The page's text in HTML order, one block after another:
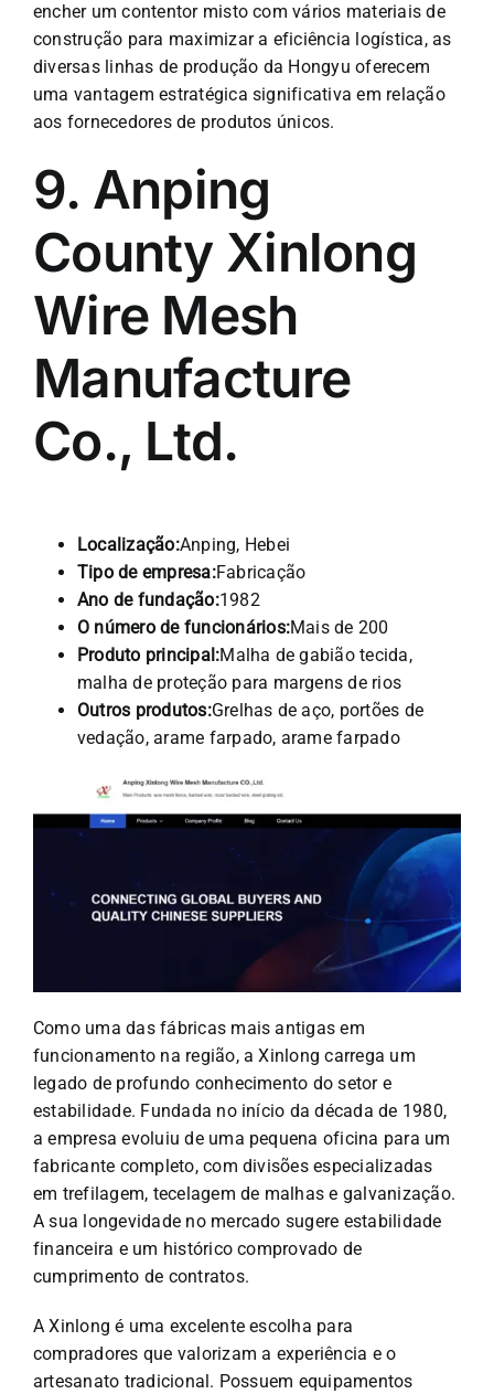
encher um contentor misto com vários materiais de
construção para maximizar a eficiência logística, as
diversas linhas de produção da Hongyu oferecem
uma vantagem estratégica significativa em relação
aos fornecedores de produtos únicos.
9. Anping
County Xinlong
Wire Mesh
Manufacture
Co., Ltd.
Localização:Anping, Hebei
Tipo de empresa:Fabricação
Ano de fundação:1982
O número de funcionários:Mais de 200
Produto principal:Malha de gabião tecida,
malha de proteção para margens de rios
Outros produtos:Grelhas de aço, portões de
vedação, arame farpado, arame farpado
Como uma das fábricas mais antigas em
funcionamento na região, a Xinlong carrega um
legado de profundo conhecimento do setor e
estabilidade. Fundada no início da década de 1980,
a empresa evoluiu de uma pequena oficina para um
fabricante completo, com divisões especializadas
em trefilagem, tecelagem de malhas e galvanização.
A sua longevidade no mercado sugere estabilidade
financeira e um histórico comprovado de
cumprimento de contratos.
A Xinlong é uma excelente escolha para
compradores que valorizam a experiência e o
artesanato tradicional. Possuem equipamentos